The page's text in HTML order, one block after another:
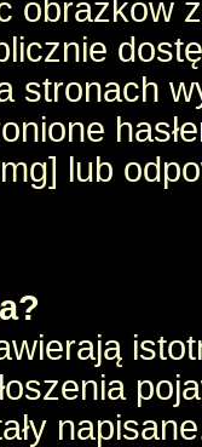
obrazków
stronach
lub